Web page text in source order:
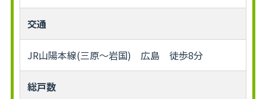
交通
JR山陽本線(三原～岩国) 広島 徒歩8分
総戸数